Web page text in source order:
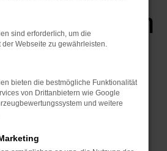
nach
in Dingolfing –
mit optischem
sind erforderlich, um die
der Webseite zu gewährleisten.
bieten die bestmögliche Funktionalität
von Drittanbietern wie Google
und weitere